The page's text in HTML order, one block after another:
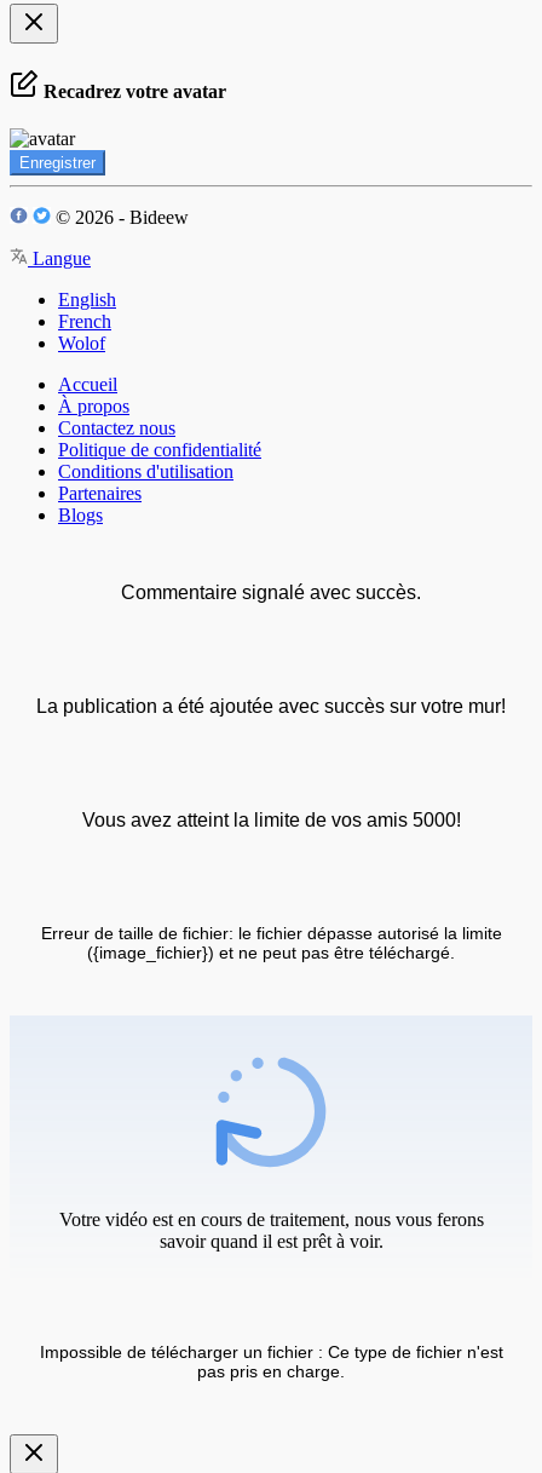
Recadrez votre avatar
Enregistrer
© 2026 - Bideew
Langue
English
French
Wolof
Accueil
À propos
Contactez nous
Politique de confidentialité
Conditions d'utilisation
Partenaires
Blogs
Commentaire signalé avec succès.
La publication a été ajoutée avec succès sur votre mur!
Vous avez atteint la limite de vos amis 5000!
Erreur de taille de fichier: le fichier dépasse autorisé la limite
({image_fichier}) et ne peut pas être téléchargé.
Votre vidéo est en cours de traitement, nous vous ferons
savoir quand il est prêt à voir.
Impossible de télécharger un fichier : Ce type de fichier n'est
pas pris en charge.